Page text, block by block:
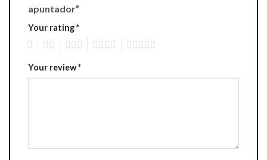
apuntador”
Your rating*
Your review*